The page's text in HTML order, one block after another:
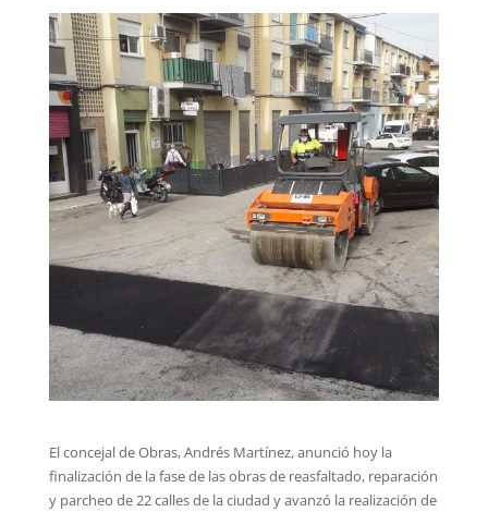
El concejal de Obras, Andrés Martínez, anunció hoy la
finalización de la fase de las obras de reasfaltado, reparación
y parcheo de 22 calles de la ciudad y avanzó la realización de